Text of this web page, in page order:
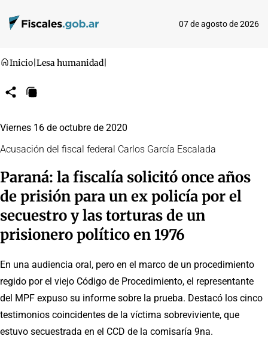
07 de agosto de 2026
Inicio Lesa humanidad
CompartirCopiar
Viernes 16 de octubre de 2020
Acusación del fiscal federal Carlos García Escalada
Paraná: la fiscalía solicitó once años
de prisión para un ex policía por el
secuestro y las torturas de un
prisionero político en 1976
En una audiencia oral, pero en el marco de un procedimiento
regido por el viejo Código de Procedimiento, el representante
del MPF expuso su informe sobre la prueba. Destacó los cinco
testimonios coincidentes de la víctima sobreviviente, que
estuvo secuestrada en el CCD de la comisaría 9na.